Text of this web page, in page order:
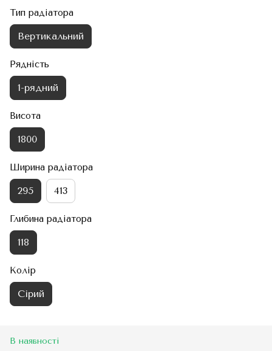
Тип радіатора
Вертикальний
Рядність
1-рядний
Висота
1800
Ширина радіатора
295 413
Глибина радіатора
118
Колір
Сірий
В наявності